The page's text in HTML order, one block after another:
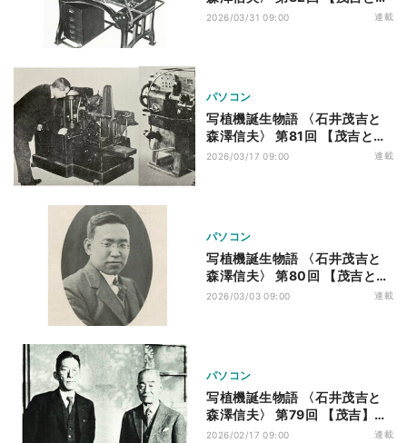
夫】戦後最初の注文
2026/03/31 09:00 連載
パソコン
写植機誕生物語 〈石井茂吉と
森澤信夫〉 第81回 【茂吉と信
夫】再提携
2026/03/17 09:00 連載
パソコン
写植機誕生物語 〈石井茂吉と
森澤信夫〉 第80回 【茂吉と信
夫】いくの説得
2026/03/03 09:00 連載
パソコン
写植機誕生物語 〈石井茂吉と
森澤信夫〉 第79回 【茂吉】理
研からの打診
2026/02/17 09:00 連載